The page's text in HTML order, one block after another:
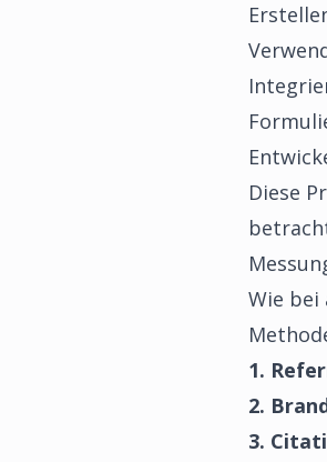
Diese
Wie bei
1.
2.
3.